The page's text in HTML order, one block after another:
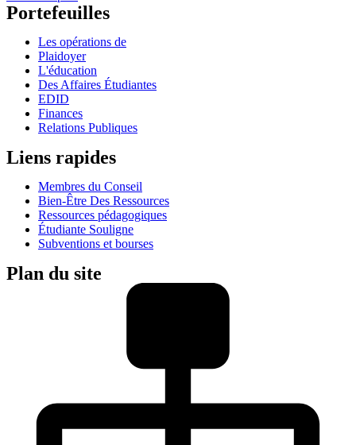
Portefeuilles
Les opérations de
Plaidoyer
L'éducation
Des Affaires Étudiantes
EDID
Finances
Relations Publiques
Liens rapides
Membres du Conseil
Bien-Être Des Ressources
Ressources pédagogiques
Étudiante Souligne
Subventions et bourses
Plan du site